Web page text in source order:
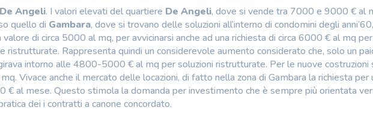
Angeli. I valori elevati del quartiere De Angeli, dove si vende tra 7000 e 9000 € al
quello di Gambara, dove si trovano delle soluzioni all’interno di condomini degli
valore di circa 5000 al mq, per avvicinarsi anche ad una richiesta di circa 6000 € al mq per
ristrutturate. Rappresenta quindi un considerevole aumento considerato che, solo un
intorno alle 4800-5000 € al mq per soluzioni ristrutturate. Per le nuove costruzioni
Vivace anche il mercato delle locazioni, di fatto nella zona di Gambara la richiesta per
al mese. Questo stimola la domanda per investimento che è sempre più orientata
dei i contratti a canone concordato.